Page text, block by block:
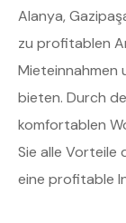
Alanya,
zu profitablen
Mieteinnahmen
bieten. Durch
komfortablen
Sie alle Vorteile
eine profitable